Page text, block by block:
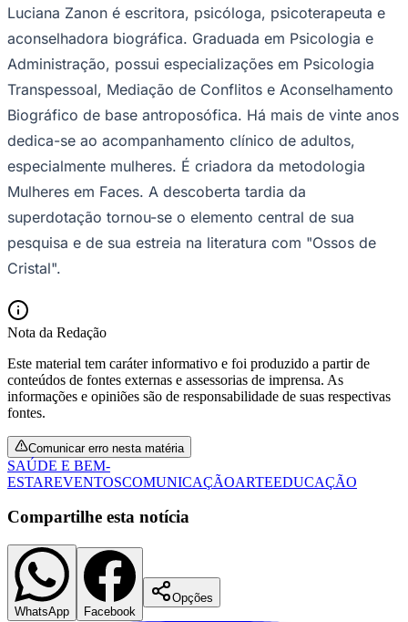
Santos
Luciana Zanon é escritora, psicóloga, psicoterapeuta e
aconselhadora biográfica. Graduada em Psicologia e
Administração, possui especializações em Psicologia
Transpessoal, Mediação de Conflitos e Aconselhamento
Biográfico de base antroposófica. Há mais de vinte anos
dedica-se ao acompanhamento clínico de adultos,
especialmente mulheres. É criadora da metodologia
Mulheres em Faces. A descoberta tardia da
superdotação tornou-se o elemento central de sua
pesquisa e de sua estreia na literatura com "Ossos de
Cristal".
Nota da Redação
Este material tem caráter informativo e foi produzido a partir de
conteúdos de fontes externas e assessorias de imprensa. As
informações e opiniões são de responsabilidade de suas respectivas
fontes.
Comunicar erro nesta matéria
SAÚDE E BEM-
ESTAREVENTOSCOMUNICAÇÃOARTEEDUCAÇÃO
Compartilhe esta notícia
WhatsApp Facebook
Opções